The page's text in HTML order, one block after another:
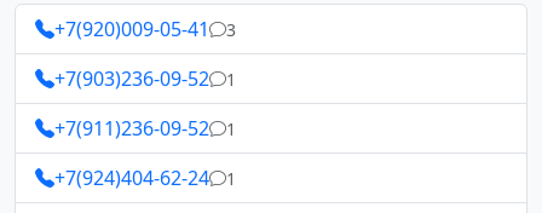
+7(920)009-05-41 3
+7(903)236-09-52 1
+7(911)236-09-52 1
+7(924)404-62-24 1